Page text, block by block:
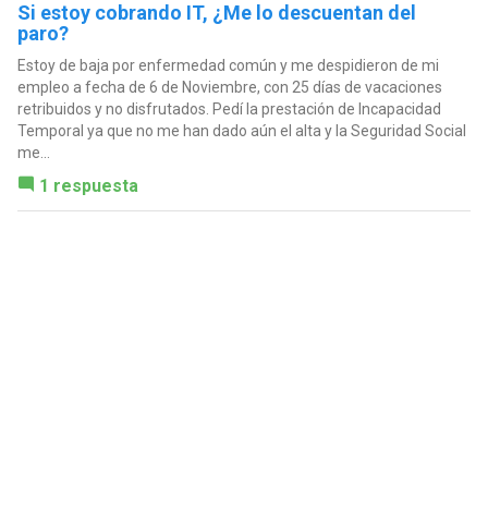
Si estoy cobrando IT, ¿Me lo descuentan del
paro?
Estoy de baja por enfermedad común y me despidieron de mi
empleo a fecha de 6 de Noviembre, con 25 días de vacaciones
retribuidos y no disfrutados. Pedí la prestación de Incapacidad
Temporal ya que no me han dado aún el alta y la Seguridad Social
me...
1 respuesta